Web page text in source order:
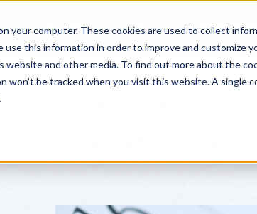
your computer. These cookies are used to collect
use this information in order to improve and customize
and other media. To find out more about the
won’t be tracked when you visit this website. A single
Tjänster Priser Learning
Internationella